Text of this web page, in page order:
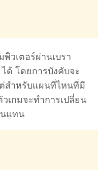
วเตอร์ผ่านเบรา
ได้ โดยการบังคับจะ
สำหรับแผนที่ไหนที่มี
เกมจะทำการเปลี่ยน
แทน